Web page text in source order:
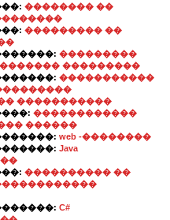
�������� ��
��������� ��
���������
���������
�����������
�����������
������������
������
web -��������
Java
���������� ��
C#